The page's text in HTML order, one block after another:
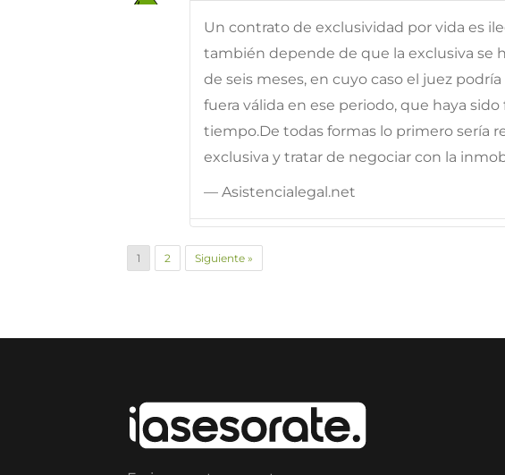
Un contrato de exclusividad por vida es
también depende de que la exclusiva se
de seis meses, en cuyo caso el juez
fuera válida en ese periodo, que haya
tiempo.De todas formas lo primero sería
exclusiva y tratar de negociar con la
— Asistencialegal.net
1 2 Siguiente »